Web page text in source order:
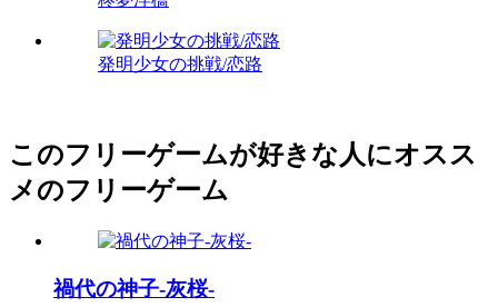
発明少女の挑戦/恋路
このフリーゲームが好きな人にオスス
メのフリーゲーム
禍代の神子-灰桜-